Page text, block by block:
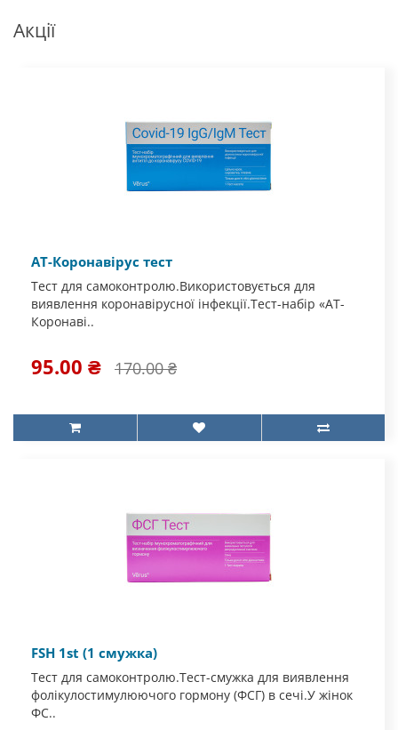
Акції
АТ-Коронавірус тест
Тест для самоконтролю.Використовується для
виявлення коронавірусної інфекції.Тест-набір «АТ-
Коронаві..
95.00 ₴ 170.00 ₴
FSH 1st (1 смужка)
Тест для самоконтролю.Тест-смужка для виявлення
фолікулостимулюючого гормону (ФСГ) в сечі.У жінок
ФС..